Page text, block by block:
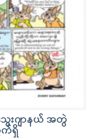
းဂျာနယ် အတွဲ
က်ရှိ